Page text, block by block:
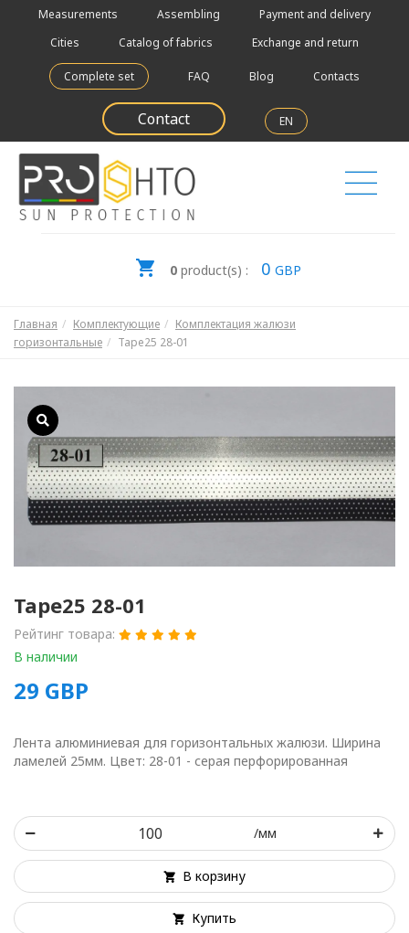
Measurements Assembling
Payment and delivery
Cities
Catalog of fabrics Exchange and return
Complete set FAQ Blog Contacts
Contact EN
0 product(s) : 0 GBP
Главная Комплектующие
Комплектация жалюзи
горизонтальные
Tape25 28-01
Tape25 28-01
Рейтинг товара:
В наличии
29 GBP
Лента алюминиевая для горизонтальных жалюзи. Ширина
ламелей 25мм. Цвет: 28-01 - серая перфорированная
/мм
В корзину
Купить